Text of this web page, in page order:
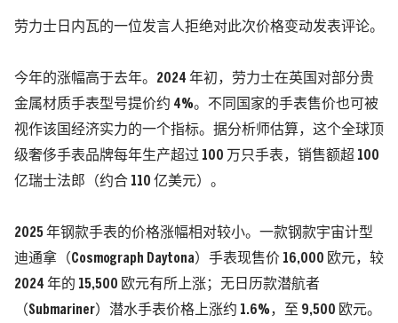
劳力士日内瓦的一位发言人拒绝对此次价格变动发表评论。
今年的涨幅高于去年。2024 年初，劳力士在英国对部分贵
金属材质手表型号提价约 4%。不同国家的手表售价也可被
视作该国经济实力的一个指标。据分析师估算，这个全球顶
级奢侈手表品牌每年生产超过 100 万只手表，销售额超 100
亿瑞士法郎（约合 110 亿美元）。
2025 年钢款手表的价格涨幅相对较小。一款钢款宇宙计型
迪通拿（Cosmograph Daytona）手表现售价 16,000 欧元，较
2024 年的 15,500 欧元有所上涨；无日历款潜航者
（Submariner）潜水手表价格上涨约 1.6%，至 9,500 欧元。